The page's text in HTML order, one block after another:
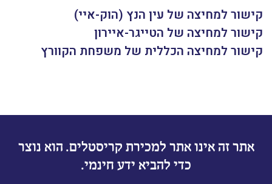
קישור למחיצה של עין הנץ (הוק-איי)
קישור למחיצה של הטייגר-איירון
קישור למחיצה הכללית של משפחת הקוורץ
אתר זה אינו אתר למכירת קריסטלים. הוא נוצר
כדי להביא ידע חינמי.